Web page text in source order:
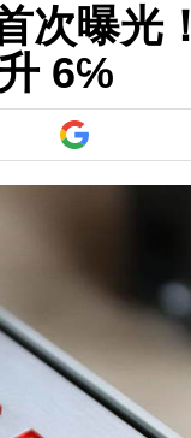
次曝光
6℅